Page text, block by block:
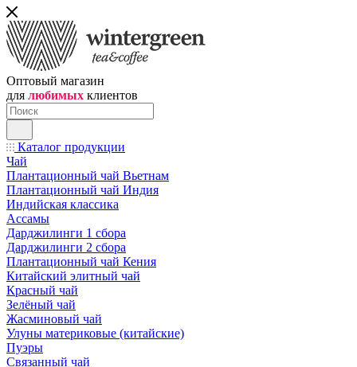
Оптовый магазин
для любимых клиентов
Каталог продукции
Чай
Плантационный чай Вьетнам
Плантационный чай Индия
Индийская классика
Ассамы
Дарджилинги 1 сбора
Дарджилинги 2 сбора
Плантационный чай Кения
Китайский элитный чай
Красный чай
Зелёный чай
Жасминовый чай
Улуны материковые (китайские)
Пуэры
Связанный чай